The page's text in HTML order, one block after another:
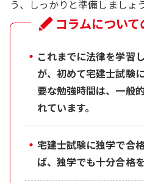
う、しっかりと準備しましょう
・ これまでに法律を学習
が、初めて宅建士試験
要な勉強時間は、一般
れています。
・宅建士試験に独学で合
ば、独学でも十分合格
コラムについ